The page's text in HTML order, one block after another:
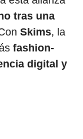
tras una
Skims, la
fashion-
digital y